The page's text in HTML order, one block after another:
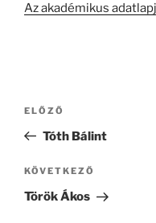
Az akadémikus
Bejegyzés
Korábbi
bejegyzés
ELŐZŐ
Tóth Bálint
Következő
bejegyzés
KÖVETKEZŐ
Török Ákos